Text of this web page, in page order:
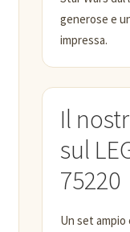
generose e
impressa.
Il
sul
75220
Un set ampio